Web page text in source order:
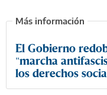
El Gobierno
"marcha
los derechos